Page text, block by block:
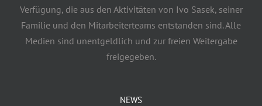
Verfügung, die aus den Aktivitäten von Ivo Sasek, seiner
Familie und den Mitarbeiterteams entstanden sind. Alle
Medien sind unentgeldlich und zur freien Weitergabe
freigegeben.
NEWS